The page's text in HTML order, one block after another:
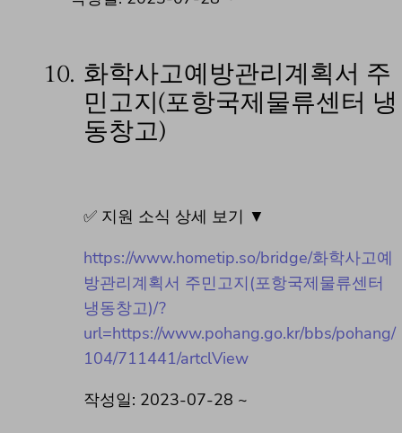
10. 화학사고예방관리계획서 주
민고지(포항국제물류센터 냉
동창고)
✅ 지원 소식 상세 보기 ▼
https://www.hometip.so/bridge/화학사고예
방관리계획서 주민고지(포항국제물류센터
냉동창고)/?
url=https://www.pohang.go.kr/bbs/pohang/
104/711441/artclView
작성일: 2023-07-28 ~